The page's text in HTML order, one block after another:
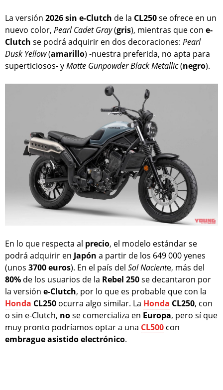
La versión 2026sin e-Clutch de la CL250se ofrece en un
nuevo color, Pearl Cadet Gray(gris), mientras que con e-
Clutch se podrá adquirir en dos decoraciones: Pearl
Dusk Yellow(amarillo) -nuestra preferida, no apta para
superticiosos- yMatte Gunpowder Black Metallic(negro).
En lo que respecta al precio, el modelo estándar se
podrá adquirir en Japón a partir de los 649 000 yenes
(unos 3700 euros). En el país del Sol Naciente, más del
80% de los usuarios de la Rebel 250se decantaron por
la versión e-Clutch, por lo que es probable que con la
Honda CL250 ocurra algo similar. La Honda CL250, con
o sin e-Clutch, nose comercializa en Europa, pero sí que
muy pronto podríamos optar a una CL500 con
embrague asistido electrónico.